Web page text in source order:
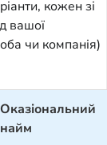
кожен зі
вашої
чи компанія)
Оказіональний
найм